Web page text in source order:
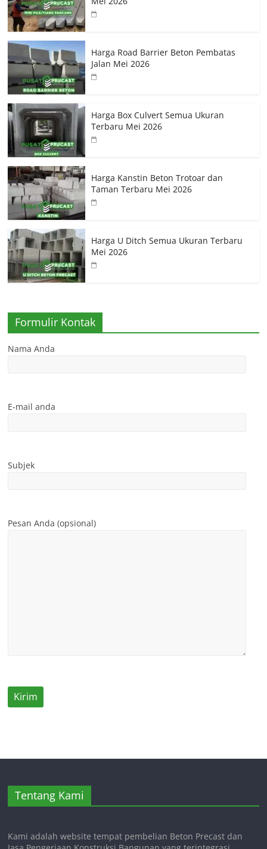
Harga Road Barrier Beton Pembatas
Jalan Mei 2026
Harga Box Culvert Semua Ukuran
Terbaru Mei 2026
Harga Kanstin Beton Trotoar dan
Taman Terbaru Mei 2026
Harga U Ditch Semua Ukuran Terbaru
Mei 2026
Formulir Kontak
Nama Anda
E-mail anda
Subjek
Pesan Anda (opsional)
Tentang Kami
Kami adalah website tempat pembelian Beton Precast dan